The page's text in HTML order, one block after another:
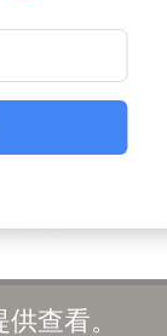
原因，40%
现有员工）
职业发展机会
医疗健康销
查看。